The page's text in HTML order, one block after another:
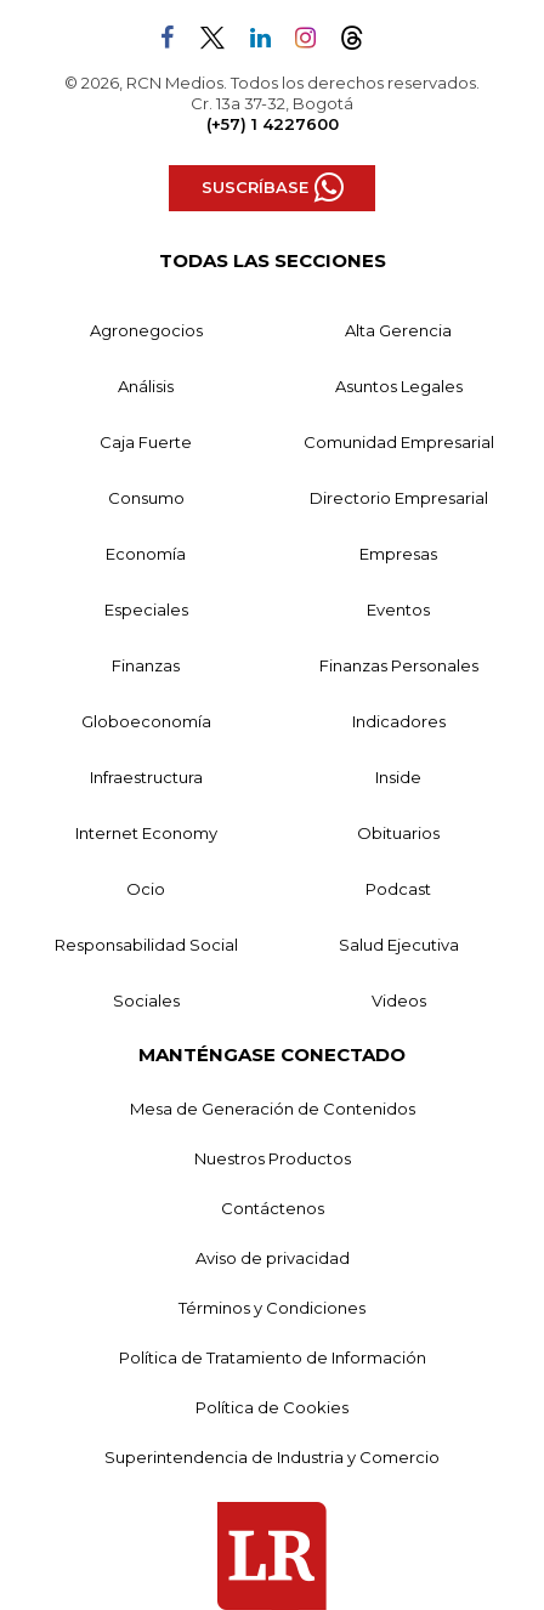
© 2026, RCN Medios. Todos los derechos reservados.
Cr. 13a 37-32, Bogotá
(+57) 1 4227600
SUSCRÍBASE
TODAS LAS SECCIONES
Agronegocios Alta Gerencia
Análisis Asuntos Legales
Caja Fuerte Comunidad Empresarial
Consumo Directorio Empresarial
Economía Empresas
Especiales Eventos
Finanzas Finanzas Personales
Globoeconomía Indicadores
Infraestructura Inside
Internet Economy Obituarios
Ocio Podcast
Responsabilidad Social Salud Ejecutiva
Sociales Videos
MANTÉNGASE CONECTADO
Mesa de Generación de Contenidos
Nuestros Productos
Contáctenos
Aviso de privacidad
Términos y Condiciones
Política de Tratamiento de Información
Política de Cookies
Superintendencia de Industria y Comercio